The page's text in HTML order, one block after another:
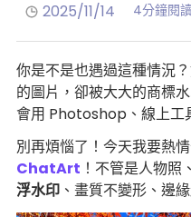
2025/11/14
4分鐘閱讀
你是不是也遇過這種情況
的圖片，卻被大大的商標
會用 Photoshop、線上工
別再煩惱了！今天我要熱
ChatArt ！不管是人物
浮水印 、畫質不變形、邊